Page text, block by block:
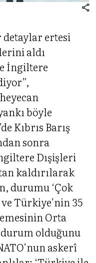
ertesi
aldı
İngiltere
böyle
Kıbrıs Barış
sonra
Dışişleri
kaldırılarak
durumu ‘Çok
Türkiye’nin 35
Orta
olduğunu
askerî